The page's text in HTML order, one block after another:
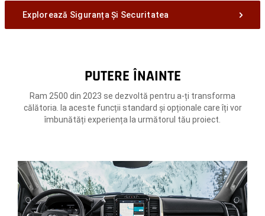
Explorează Siguranța Și Securitatea
PUTERE ÎNAINTE
Ram 2500 din 2023 se dezvoltă pentru a-ți transforma
călătoria. Ia aceste funcții standard și opționale care îți vor
îmbunătăți experiența la următorul tău proiect.